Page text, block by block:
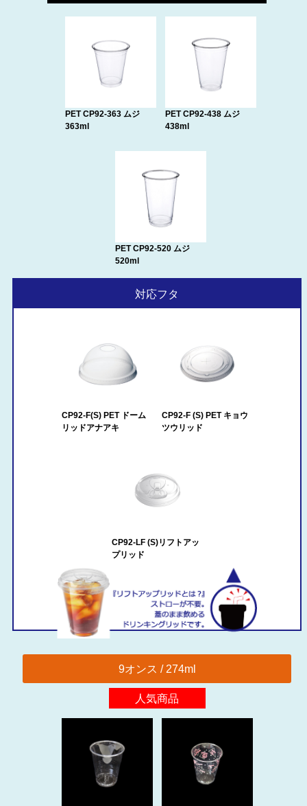
PET CP92-363 ムジ
363ml
PET CP92-438 ムジ
438ml
PET CP92-520 ムジ
520ml
対応フタ
CP92-F(S) PET ドーム
リッドアナアキ
CP92-F (S) PET キョウ
ツウリッド
CP92-LF (S)リフトアッ
プリッド
9オンス / 274ml
人気商品